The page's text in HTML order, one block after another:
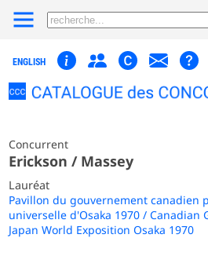
ENGLISH
Concurrent
Erickson / Massey
Lauréat
Pavillon du gouvernement canadien
universelle d'Osaka 1970 / Canadian
Japan World Exposition Osaka 1970